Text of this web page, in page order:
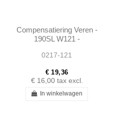
Compensatiering Veren -
190SL W121 -
0217-121
€ 19,36
€ 16,00 tax excl.
In winkelwagen